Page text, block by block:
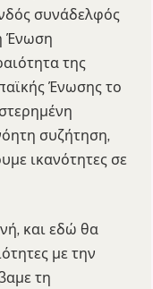
συνάδελφός
Ένωση
της
Ένωσης το
συζήτηση,
ικανότητες σε
και εδώ θα
με την
τη